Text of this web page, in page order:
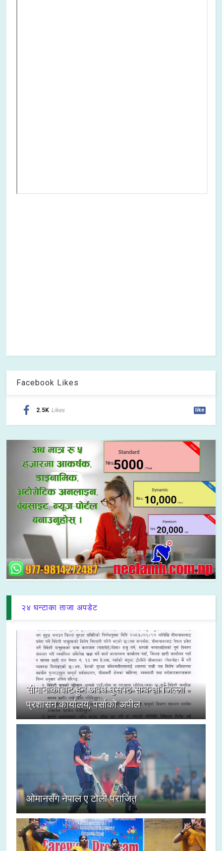
Facebook Likes
2.5K Likes like
२४ घन्टाका ताजा अपडेट
सीमानाकाबाट हुने अवैध घुसपैठ सम्बन्धी जिल्ला
प्रशासन कार्यालय, पर्साको अपील
ओमानसँग नेपाल ए टोली पराजित